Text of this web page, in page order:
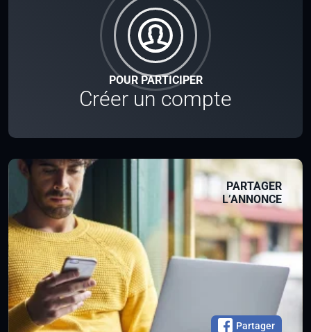
POUR PARTICIPER
Créer un compte
PARTAGER
L’ANNONCE
Partager